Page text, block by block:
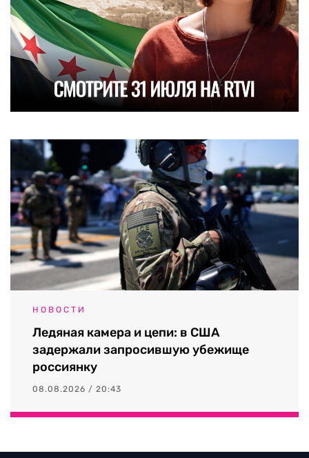
НОВОСТИ
Ледяная камера и цепи: в США
задержали запросившую убежище
россиянку
08.08.2026 / 20:43